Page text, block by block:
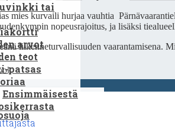
tai
arvot
teot
patsas
Ensimmäisestä
mies kurvaili hurjaa vauhtia
nopeusrajoitus, ja lisäksi
liikenneturvallisuuden vaarantamisena.